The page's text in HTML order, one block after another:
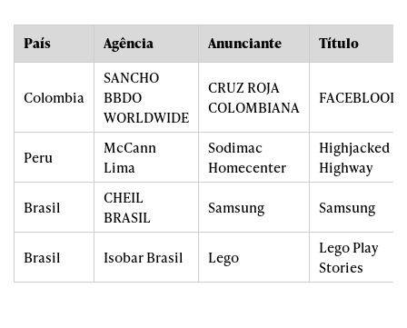
País Agência Anunciante Título
Colombia
SANCHO
BBDO
WORLDWIDE
CRUZ ROJA
COLOMBIANA
FACEBLOOD
Peru
McCann
Lima
Sodimac
Homecenter
Highjacked
Highway
Brasil
CHEIL
BRASIL
Samsung Samsung
Brasil Isobar Brasil Lego
Lego Play
Stories